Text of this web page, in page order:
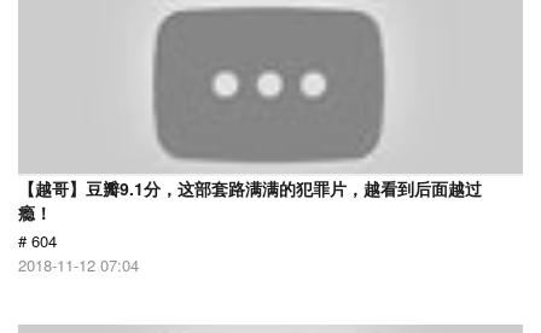
【越哥】豆瓣9.1分，这部套路满满的犯罪片，越看到后面越过
瘾！
# 604
2018-11-12 07:04